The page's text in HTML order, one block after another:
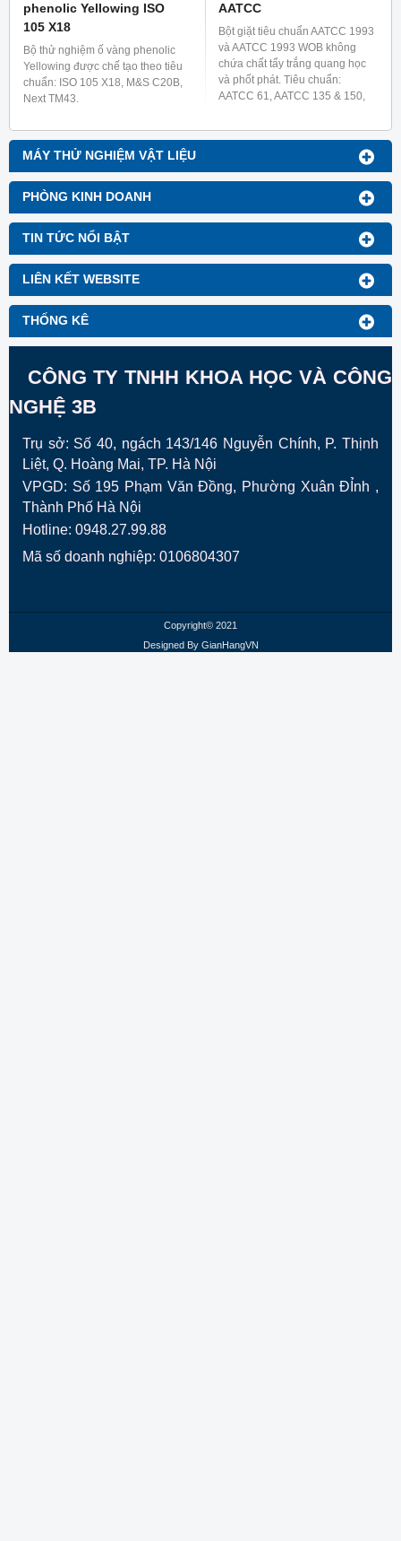
MÁY THỬ NGHIỆM VẬT LIỆU
PHÒNG KINH DOANH
TIN TỨC NỔI BẬT
LIÊN KẾT WEBSITE
THỐNG KÊ
phenolic Yellowing ISO
105 X18
Bộ thử nghiệm ố vàng phenolic
Yellowing được chế tạo theo tiêu
chuẩn: ISO 105 X18, M&S C20B,
Next TM43.
AATCC
Bột giặt tiêu chuẩn AATCC 1993
và AATCC 1993 WOB không
chứa chất tẩy trắng quang học
và phốt phát. Tiêu chuẩn:
AATCC 61, AATCC 135 & 150,
CÔNG TY TNHH KHOA HỌC VÀ CÔNG
NGHỆ 3B
Trụ sở: Số 40, ngách 143/146 Nguyễn Chính, P. Thịnh
Liệt, Q. Hoàng Mai, TP. Hà Nội
VPGD: Số 195 Phạm Văn Đồng, Phường Xuân ĐỈnh ,
Thành Phố Hà Nội
Hotline: 0948.27.99.88
Mã số doanh nghiệp: 0106804307
Copyright© 2021
Designed By GianHangVN